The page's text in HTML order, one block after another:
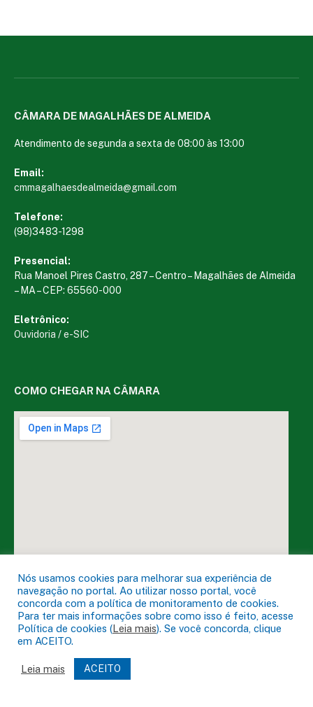
CÂMARA DE MAGALHÃES DE ALMEIDA
Atendimento de segunda a sexta de 08:00 às 13:00
Email:
cmmagalhaesdealmeida@gmail.com
Telefone:
(98)3483-1298
Presencial:
Rua Manoel Pires Castro, 287 – Centro – Magalhães de Almeida
– MA – CEP: 65560-000
Eletrônico:
Ouvidoria /e-SIC
COMO CHEGAR NA CÂMARA
DESENVOLVIDO POR CR2
Nós usamos cookies para melhorar sua experiência de
navegação no portal. Ao utilizar nosso portal, você
concorda com a política de monitoramento de cookies.
Para ter mais informações sobre como isso é feito, acesse
Política de cookies (Leia mais). Se você concorda, clique
em ACEITO.
Leia mais ACEITO